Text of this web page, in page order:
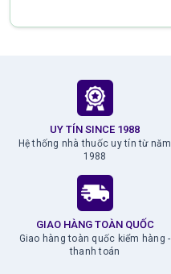
UY TÍN SINCE 1988
Hệ thống nhà thuốc uy tín từ năm
1988
GIAO HÀNG TOÀN QUỐC
Giao hàng toàn quốc kiểm hàng -
thanh toán